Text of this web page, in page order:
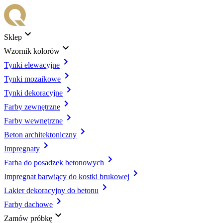
Sklep
Wzornik kolorów
Tynki elewacyjne
Tynki mozaikowe
Tynki dekoracyjne
Farby zewnętrzne
Farby wewnętrzne
Beton architektoniczny
Impregnaty
Farba do posadzek betonowych
Impregnat barwiący do kostki brukowej
Lakier dekoracyjny do betonu
Farby dachowe
Zamów próbkę